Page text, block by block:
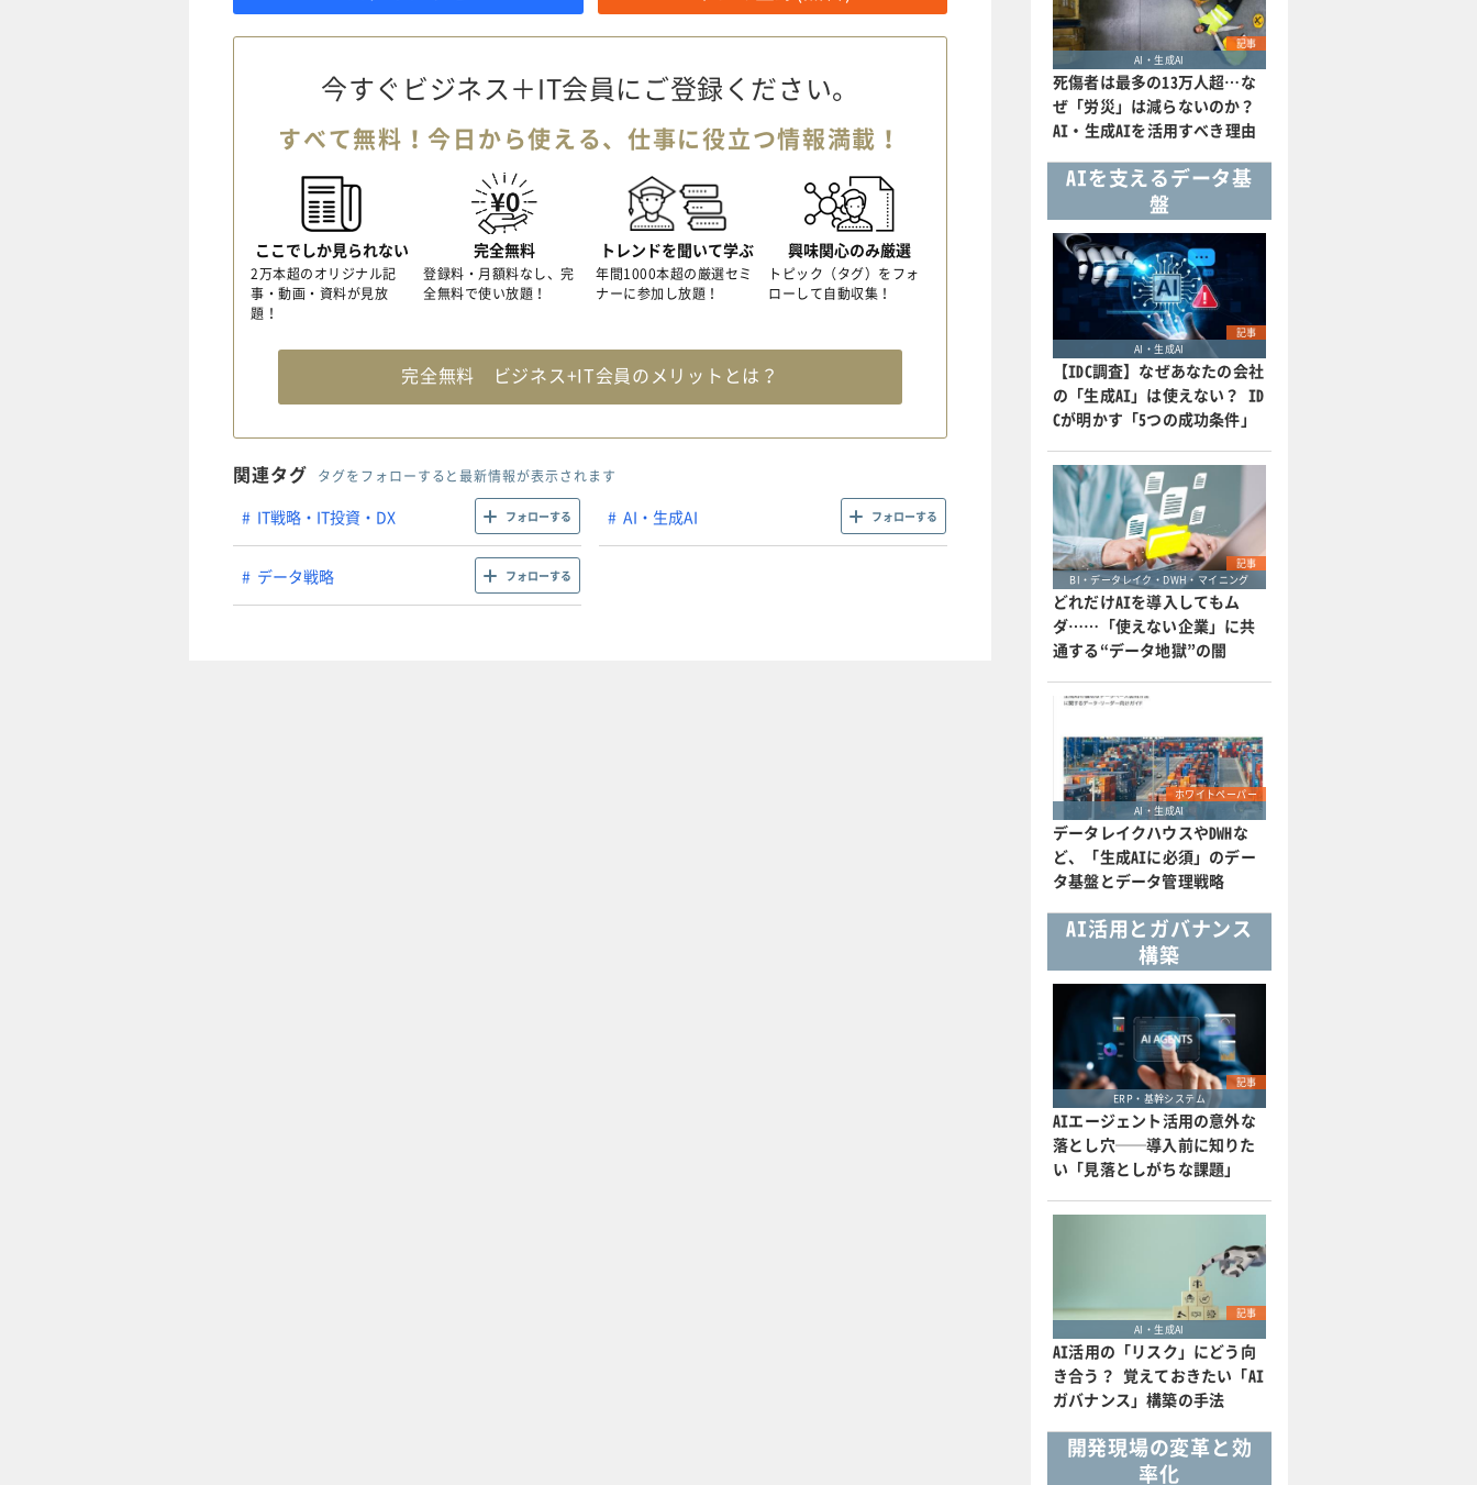
今すぐビジネス＋IT会員にご登録ください。
すべて無料！今日から使える、仕事に役立つ情報満載！
ここでしか見られない
2万本超のオリジナル記
事・動画・資料が見放
題！
完全無料
登録料・月額料なし、完
全無料で使い放題！
トレンドを聞いて学ぶ
年間1000本超の厳選セミ
ナーに参加し放題！
興味関心のみ厳選
トピック（タグ）をフォ
ローして自動収集！
完全無料 ビジネス+IT会員のメリットとは？
関連タグ タグをフォローすると最新情報が表示されます
IT戦略・IT投資・DX フォローする AI・生成AI フォローする
データ戦略 フォローする
記事
AI・生成AI
死傷者は最多の13万人超…な
ぜ「労災」は減らないのか？
AI・生成AIを活用すべき理由
AIを支えるデータ基
盤
記事
AI・生成AI
【IDC調査】なぜあなたの会社
の「生成AI」は使えない？ ID
Cが明かす「5つの成功条件」
記事
BI・データレイク・DWH・マイニング
どれだけAIを導入してもム
ダ……「使えない企業」に共
通する“データ地獄”の闇
ホワイトペーパー
AI・生成AI
データレイクハウスやDWHな
ど、「生成AIに必須」のデー
タ基盤とデータ管理戦略
AI活用とガバナンス
構築
記事
ERP・基幹システム
AIエージェント活用の意外な
落とし穴──導入前に知りた
い「見落としがちな課題」
記事
AI・生成AI
AI活用の「リスク」にどう向
き合う？ 覚えておきたい「AI
ガバナンス」構築の手法
開発現場の変革と効
率化